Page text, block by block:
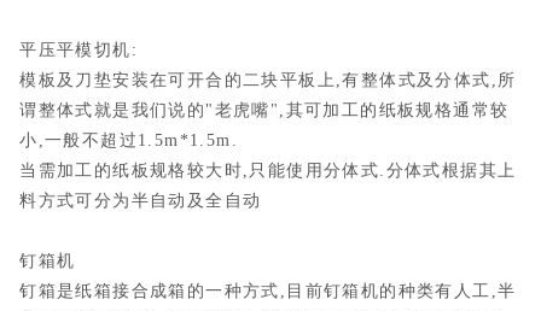
平压平模切机:
模板及刀垫安装在可开合的二块平板上,有整体式及分体式,所
谓整体式就是我们说的"老虎嘴",其可加工的纸板规格通常较
小,一般不超过1.5m*1.5m.
当需加工的纸板规格较大时,只能使用分体式.分体式根据其上
料方式可分为半自动及全自动
钉箱机
钉箱是纸箱接合成箱的一种方式,目前钉箱机的种类有人工,半